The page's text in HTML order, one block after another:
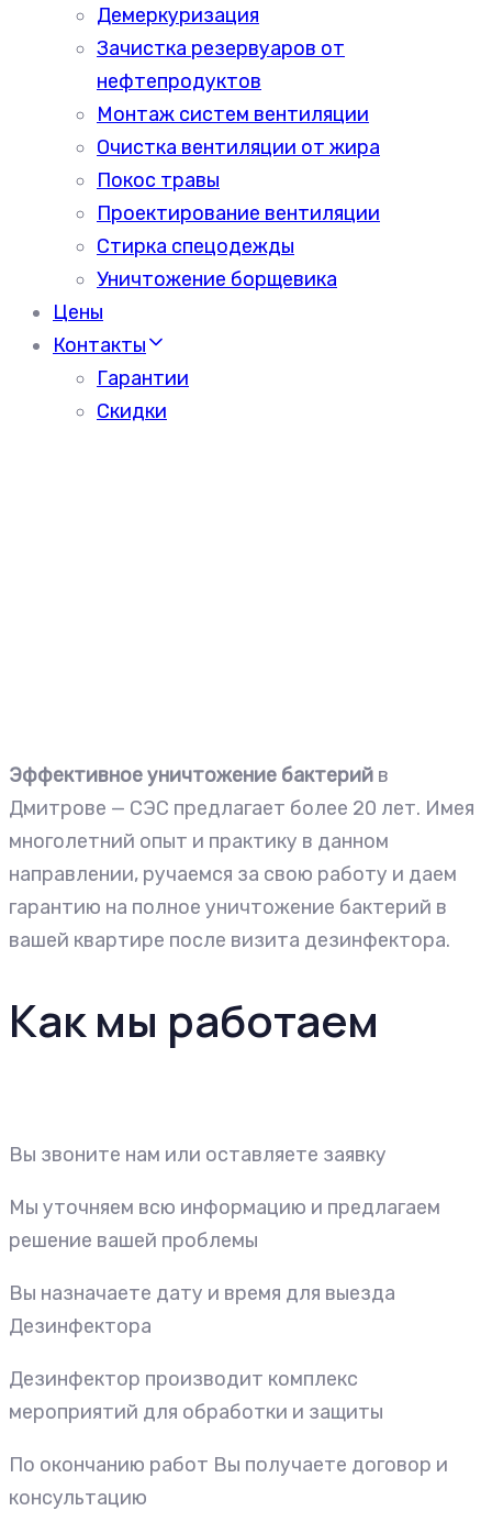
Демеркуризация
Зачистка резервуаров от
нефтепродуктов
Монтаж систем вентиляции
Очистка вентиляции от жира
Покос травы
Проектирование вентиляции
Стирка спецодежды
Уничтожение борщевика
Цены
Контакты
Гарантии
Скидки
Эффективное уничтожение бактерий в
Дмитрове — СЭС предлагает более 20 лет. Имея
многолетний опыт и практику в данном
направлении, ручаемся за свою работу и даем
гарантию на полное уничтожение бактерий в
вашей квартире после визита дезинфектора.
Как мы работаем
Вы звоните нам или оставляете заявку
Мы уточняем всю информацию и предлагаем
решение вашей проблемы
Вы назначаете дату и время для выезда
Дезинфектора
Дезинфектор производит комплекс
мероприятий для обработки и защиты
По окончанию работ Вы получаете договор и
консультацию